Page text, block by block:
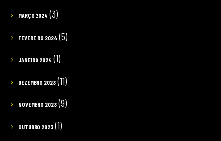
MARÇO 2024 (3)
FEVEREIRO 2024 (5)
JANEIRO 2024 (1)
DEZEMBRO 2023(11)
NOVEMBRO 2023(9)
OUTUBRO 2023(1)